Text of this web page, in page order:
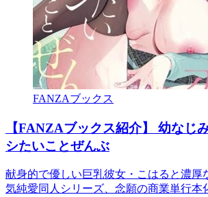
FANZAブックス
【FANZAブックス紹介】 幼なじ
シたいことぜんぶ
献身的で優しい巨乳彼女・こはると濃厚
気純愛同人シリーズ、念願の商業単行本